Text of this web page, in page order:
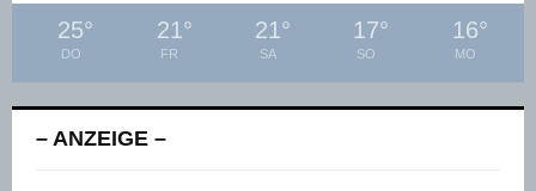
25°
DO
21°
FR
21°
SA
17°
SO
16°
MO
– ANZEIGE –